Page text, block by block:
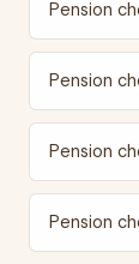
Pension
Pension
Pension
Pension